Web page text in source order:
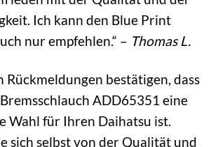
Ich kann den Blue Print
nur empfehlen.“ – Thomas L.
Rückmeldungen bestätigen, dass
ADD65351 eine
Wahl für Ihren Daihatsu ist.
sich selbst von der Qualität und